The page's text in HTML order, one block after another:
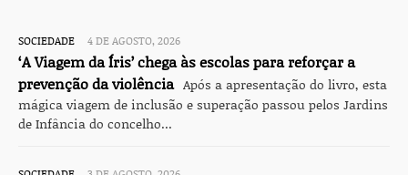
SOCIEDADE 4 DE AGOSTO, 2026
‘A Viagem da Íris’ chega às escolas para reforçar a
prevenção da violência Após a apresentação do livro, esta
mágica viagem de inclusão e superação passou pelos Jardins
de Infância do concelho...